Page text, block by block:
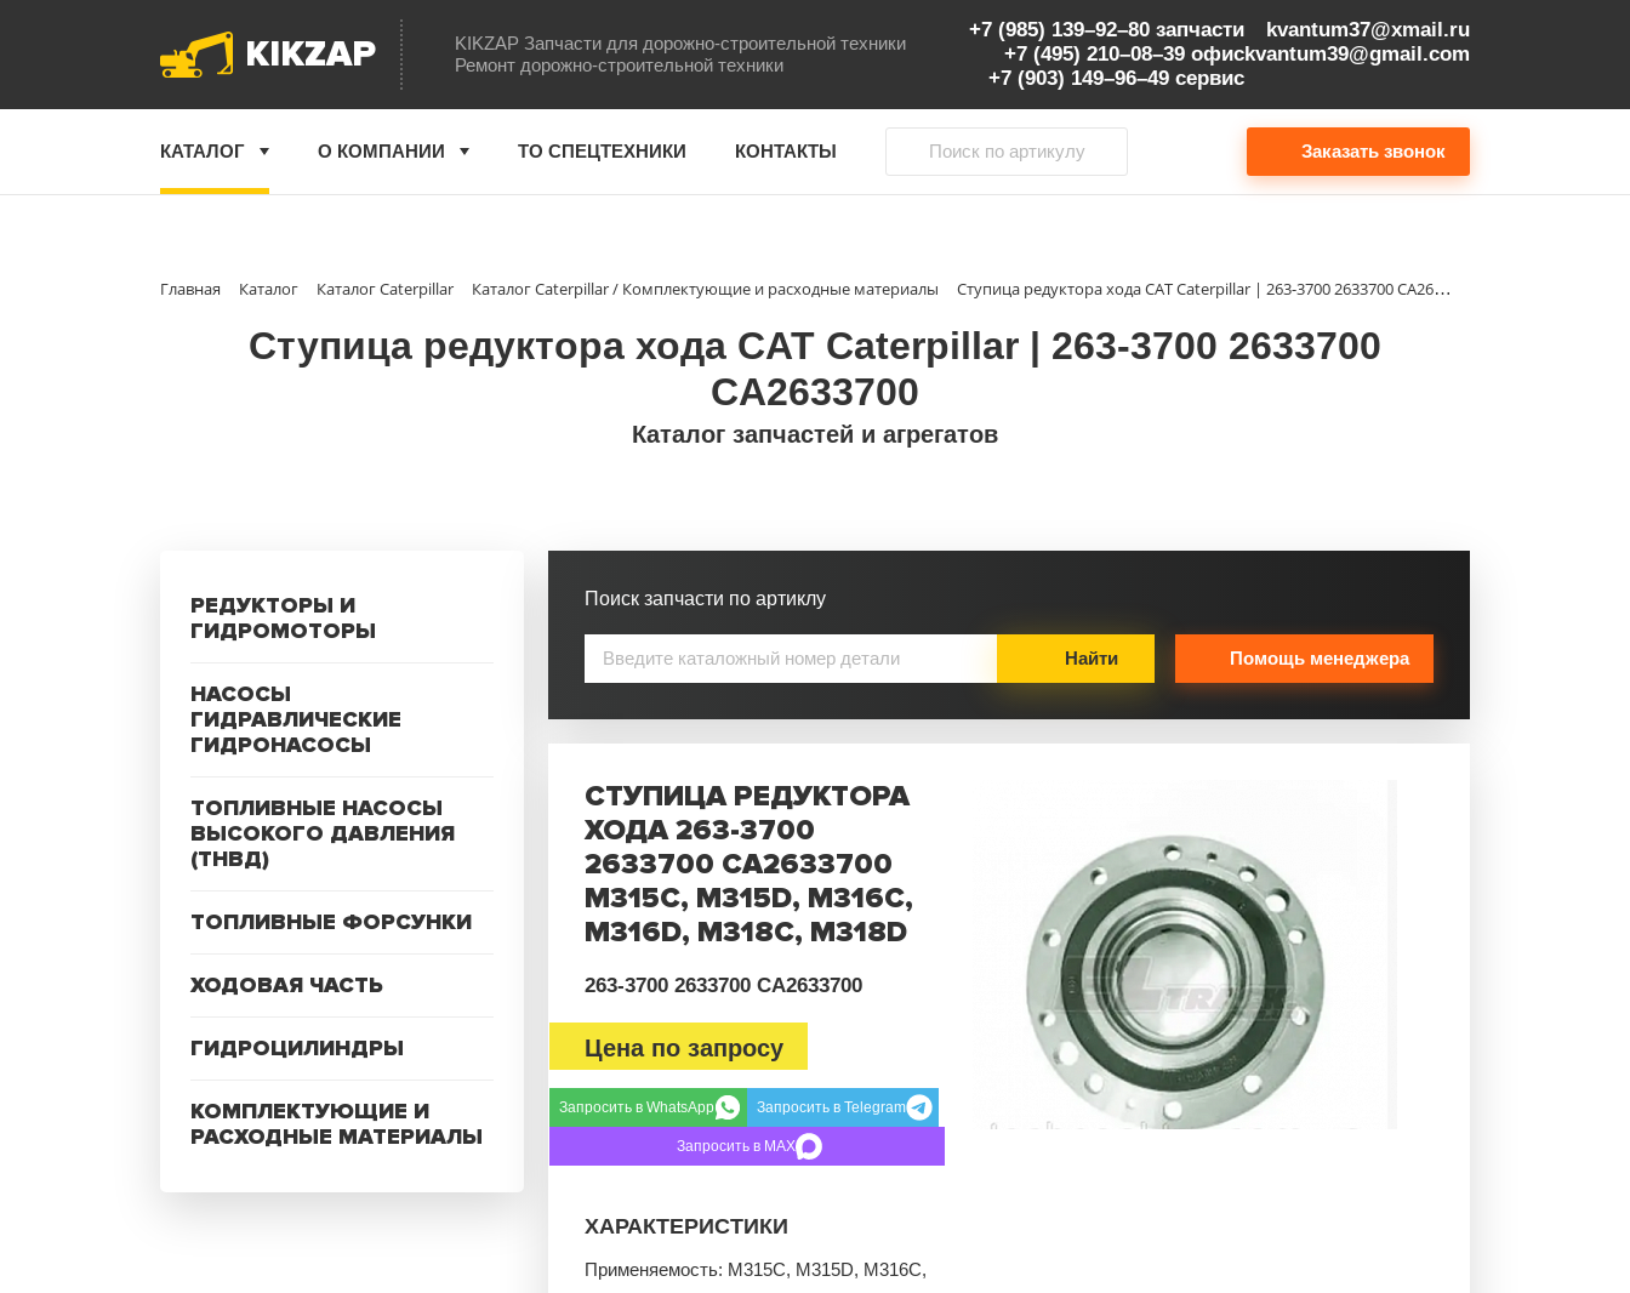
KIKZAP
KIKZAP Запчасти для дорожно-строительной техники
Ремонт дорожно-строительной техники
+7 (985) 139–92–80 запчасти
+7 (495) 210–08–39 офис
+7 (903) 149–96–49 сервис
kvantum37@xmail.ru
kvantum39@gmail.com
КАТАЛОГ О КОМПАНИИ ТО СПЕЦТЕХНИКИ КОНТАКТЫ Заказать звонок
Главная Каталог Каталог Caterpillar Каталог Caterpillar / Комплектующие и расходные материалы Ступица редуктора хода CAT Caterpillar | 263-3700 2633700 CA2633700
Ступица редуктора хода CAT Caterpillar | 263-3700 2633700
CA2633700
Каталог запчастей и агрегатов
РЕДУКТОРЫ И
ГИДРОМОТОРЫ
НАСОСЫ
ГИДРАВЛИЧЕСКИЕ
ГИДРОНАСОСЫ
ТОПЛИВНЫЕ НАСОСЫ
ВЫСОКОГО ДАВЛЕНИЯ
(ТНВД)
ТОПЛИВНЫЕ ФОРСУНКИ
ХОДОВАЯ ЧАСТЬ
ГИДРОЦИЛИНДРЫ
КОМПЛЕКТУЮЩИЕ И
РАСХОДНЫЕ МАТЕРИАЛЫ
Поиск запчасти по артиклу
Найти Помощь менеджера
СТУПИЦА РЕДУКТОРА
ХОДА 263-3700
2633700 CA2633700
M315C, M315D, M316C,
M316D, M318C, M318D
263-3700 2633700 CA2633700
Цена по запросу
Запросить в WhatsApp Запросить в Telegram
Запросить в MAX
ХАРАКТЕРИСТИКИ
Применяемость: M315C, M315D, M316C,